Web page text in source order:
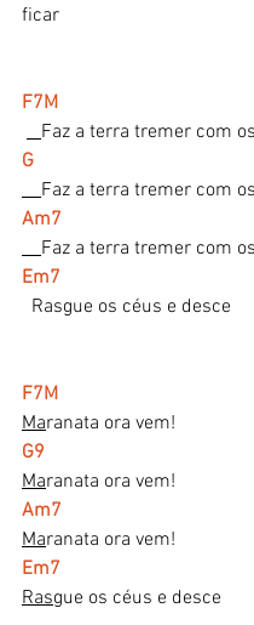
ficar
F7M
Faz a terra tremer com
G
Faz a terra tremer com
Am7
Faz a terra tremer com
Em7
  Rasgue os céus e desce
F7M
Maranata ora vem!
G9
Maranata ora vem!
Am7
Maranata ora vem!
Em7
Rasgue os céus e desce